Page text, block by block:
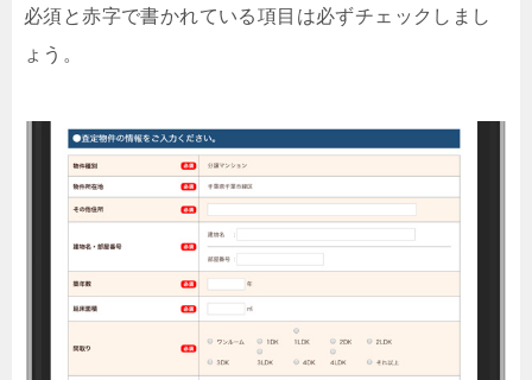
必須と赤字で書かれている項目は必ずチェックしまし
ょう。